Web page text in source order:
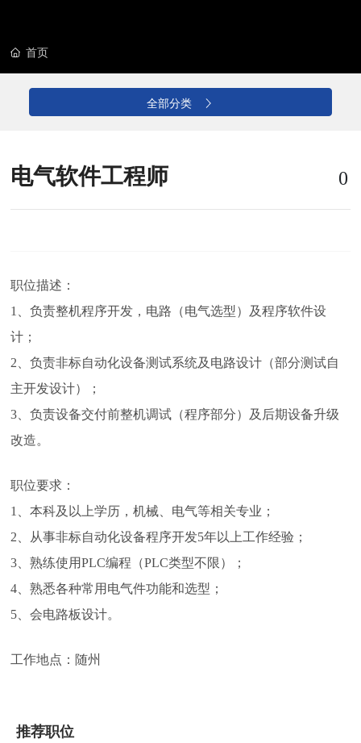
首页
全部分类
电气软件工程师 0
职位描述：
1、负责整机程序开发，电路（电气选型）及程序软件设
计；
2、负责非标自动化设备测试系统及电路设计（部分测试自
主开发设计）；
3、负责设备交付前整机调试（程序部分）及后期设备升级
改造。
职位要求：
1、本科及以上学历，机械、电气等相关专业；
2、从事非标自动化设备程序开发5年以上工作经验；
3、熟练使用PLC编程（PLC类型不限）；
4、熟悉各种常用电气件功能和选型；
5、会电路板设计。
工作地点：随州
推荐职位